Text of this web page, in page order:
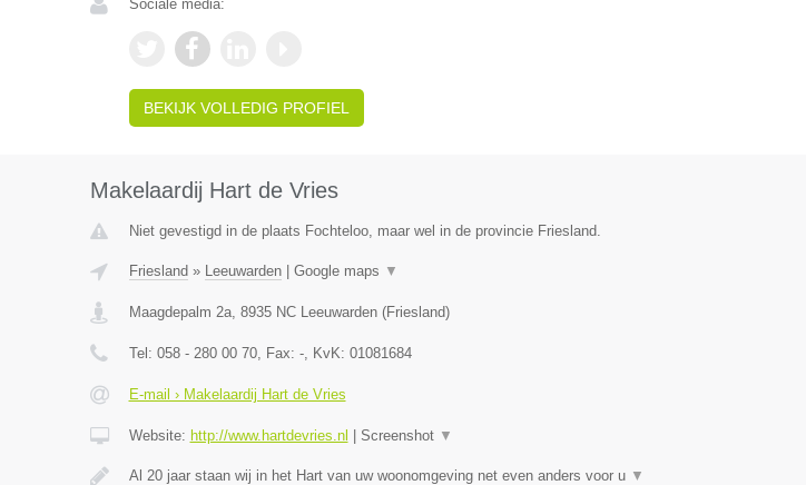
Sociale media:
BEKIJK VOLLEDIG PROFIEL
Makelaardij Hart de Vries
Niet gevestigd in de plaats Fochteloo, maar wel in de provincie Friesland.
Friesland » Leeuwarden| Google maps ▼
Maagdepalm 2a, 8935 NC Leeuwarden(Friesland)
Tel: 058 - 280 00 70, Fax: -, KvK: 01081684
E-mail › Makelaardij Hart de Vries
Website: http://www.hartdevries.nl Screenshot ▼
Al 20 jaar staan wij in het Hart van uw woonomgeving net even anders voor u ▼